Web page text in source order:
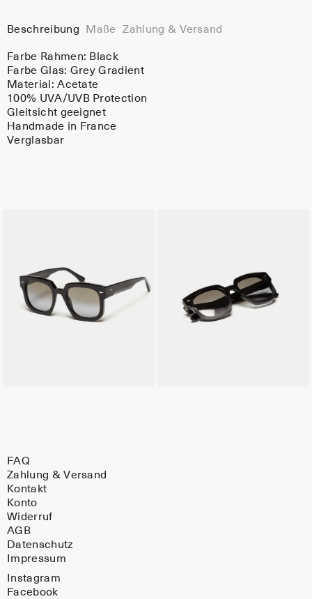
Beschreibung Maße Zahlung & Versand
Farbe Rahmen: Black
Farbe Glas: Grey Gradient
Material:Acetate
100% UVA/UVB Protection
Gleitsicht geeignet
Handmade in France
Verglasbar
FAQ
Zahlung & Versand
Kontakt
Konto
Widerruf
AGB
Datenschutz
Impressum
Instagram
Facebook